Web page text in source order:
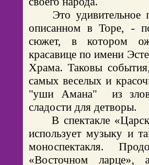
Это
описанном в Торе, -
сюжет, в котором
красавице по имени
Храма. Таковы
самых веселых и
"уши Амана"
из
сладости для детворы.
В спектакле
использует музыку и
моноспектакля.
«Восточном ларце»,